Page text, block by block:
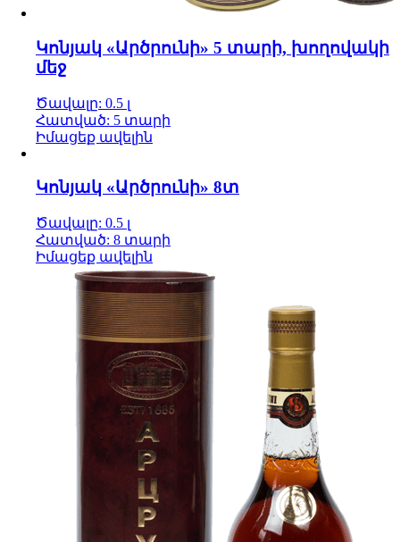
Կոնյակ «Արծրունի» 5 տարի, խողովակի
մեջ
Ծավալը: 0.5 լ
Հատված: 5 տարի
Իմացեք ավելին
Կոնյակ «Արծրունի» 8տ
Ծավալը: 0.5 լ
Հատված: 8 տարի
Իմացեք ավելին